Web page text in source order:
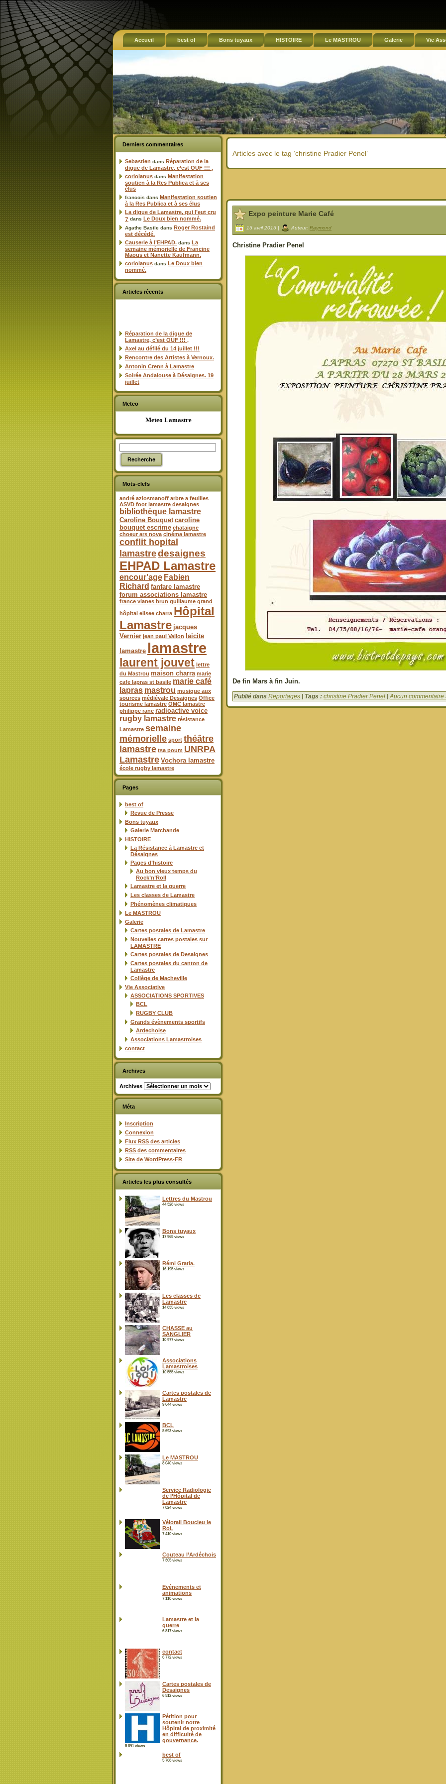
Accueil best of Bons tuyaux HISTOIRE Le MASTROU Galerie Vie
Derniers commentaires
Sebastien dans Réparation de la
digue de Lamastre, c’est OUF !!! ,
coriolanus dans Manifestation
soutien à la Res Publica et à ses
élus
francois dans Manifestation soutien
à la Res Publica et à ses élus
La digue de Lamastre, qui l’eut cru
? dans Le Doux bien nommé.
Agathe Basile dans Roger Rostaind
est décédé.
Causerie à l’EHPAD. dans La
semaine mémorielle de Francine
Maous et Nanette Kaufmann.
coriolanus dans Le Doux bien
nommé.
Articles récents
Réparation de la digue de
Lamastre, c’est OUF !!! ,
Axel au défilé du 14 juillet !!!
Rencontre des Artistes à Vernoux.
Antonin Crenn à Lamastre
Soirée Andalouse à Désaignes. 19
juillet
Meteo
Meteo Lamastre
Mots-clefs
andré aziosmanoff arbre a feuilles
ASVD foot lamastre desaignes
bibliothèque lamastre
Caroline Bouquet caroline
bouquet escrime chataigne
choeur ars nova cinéma lamastre
conflit hopital
lamastredesaignes
EHPAD Lamastre
encour'age Fabien
Richard fanfare lamastre
forum associations lamastre
france vianes brun guillaume grand
hôpital elisee charra Hôpital
Lamastre jacques
Vernier jean paul Vallon
laicite
lamastre lamastre
laurent jouvet lettre
du Mastrou maison charra marie
cafe lapras st basile marie café
lapras mastrou musique aux
sources médiévale Desaignes Office
tourisme lamastre OMC lamastre
philippe ranc radioactive voice
rugby lamastre résistance
Lamastre semaine
mémorielle sport théâtre
lamastre tsa poum UNRPA
Lamastre Vochora lamastre
école rugby lamastre
Pages
best of
Revue de Presse
Bons tuyaux
Galerie Marchande
HISTOIRE
La Résistance à Lamastre et
Désaignes
Pages d’histoire
Au bon vieux temps du
Rock’n’Roll
Lamastre et la guerre
Les classes de Lamastre
Phénomènes climatiques
Le MASTROU
Galerie
Cartes postales de Lamastre
Nouvelles cartes postales sur
LAMASTRE
Cartes postales de Desaignes
Cartes postales du canton de
Lamastre
Collège de Macheville
Vie Associative
ASSOCIATIONS SPORTIVES
BCL
RUGBY CLUB
Grands évènements sportifs
Ardechoise
Associations Lamastroises
contact
Archives
Archives
Méta
Inscription
Connexion
Flux RSS des articles
RSS des commentaires
Site de WordPress-FR
Articles les plus consultés
Lettres du Mastrou
44 328 views
Bons tuyaux
17 968 views
Rémi Gratia.
16 195 views
Les classes de
Lamastre
14 835 views
CHASSE au
SANGLIER
10 977 views
Associations
Lamastroises
10 555 views
Cartes postales de
Lamastre
9 644 views
BCL
8 693 views
Le MASTROU
8 040 views
Service Radiologie
de l’Hôpital de
Lamastre
7 824 views
Vélorail Boucieu le
Roi.
7 410 views
Couteau l’Ardéchois
7 305 views
Evénements et
animations
7 110 views
Lamastre et la
guerre
6 817 views
contact
6 772 views
Cartes postales de
Desaignes
6 512 views
Pétition pour
soutenir notre
Hôpital de proximité
en difficulté de
gouvernance.
5 891 views
best of
5 768 views
Articles avec le tag ‘christine Pradier Penel’
Expo peinture Marie Café
15 avril 2015 | Auteur: Raymond
Christine Pradier Penel
De fin Mars à fin Juin.
Publié dans Reportages | Tags : christine Pradier Penel |Aucun commentaire